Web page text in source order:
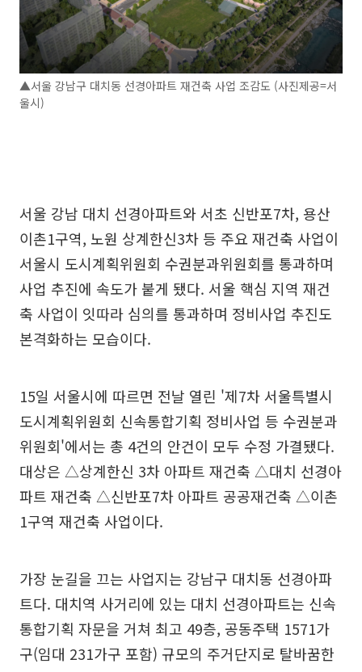
▲서울 강남구 대치동 선경아파트 재건축 사업 조감도 (사진제공=서
울시)
서울 강남 대치 선경아파트와 서초 신반포7차, 용산
이촌1구역, 노원 상계한신3차 등 주요 재건축 사업이
서울시 도시계획위원회 수권분과위원회를 통과하며
사업 추진에 속도가 붙게 됐다. 서울 핵심 지역 재건
축 사업이 잇따라 심의를 통과하며 정비사업 추진도
본격화하는 모습이다.
15일 서울시에 따르면 전날 열린 '제7차 서울특별시
도시계획위원회 신속통합기획 정비사업 등 수권분과
위원회'에서는 총 4건의 안건이 모두 수정 가결됐다.
대상은 △상계한신 3차 아파트 재건축 △대치 선경아
파트 재건축 △신반포7차 아파트 공공재건축 △이촌
1구역 재건축 사업이다.
가장 눈길을 끄는 사업지는 강남구 대치동 선경아파
트다. 대치역 사거리에 있는 대치 선경아파트는 신속
통합기획 자문을 거쳐 최고 49층, 공동주택 1571가
구(임대 231가구 포함) 규모의 주거단지로 탈바꿈한